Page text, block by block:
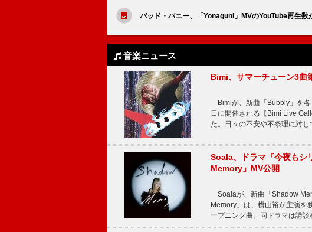
バッド・バニー、「Yonaguni」MVのYouTube再生数
音楽ニュース
Bimi、サマーチューン3
Bimiが、新曲「Bubbly」を
日に開催される【Bimi Live
た。日々の不安や不条理に対
Soala、ドラマ『今夜もシ
Memory」MV公開
Soalaが、新曲「Shadow
Memory」は、横山裕が主演を
ープニング曲。同ドラマは講